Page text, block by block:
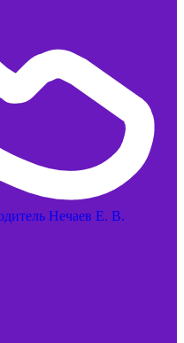
Нечаев Е. В.